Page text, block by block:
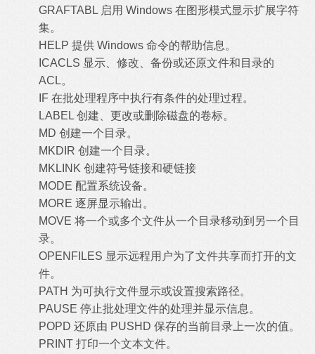
GRAFTABL 启用 Windows 在图形模式显示扩展字符
集。
HELP 提供 Windows 命令的帮助信息。
ICACLS 显示、修改、备份或还原文件和目录的
ACL。
IF 在批处理程序中执行有条件的处理过程。
LABEL 创建、更改或删除磁盘的卷标。
MD 创建一个目录。
MKDIR 创建一个目录。
MKLINK 创建符号链接和硬链接
MODE 配置系统设备。
MORE 逐屏显示输出。
MOVE 将一个或多个文件从一个目录移动到另一个目
录。
OPENFILES 显示远程用户为了文件共享而打开的文
件。
PATH 为可执行文件显示或设置搜索路径。
PAUSE 停止批处理文件的处理并显示信息。
POPD 还原由 PUSHD 保存的当前目录上一次的值。
PRINT 打印一个文本文件。